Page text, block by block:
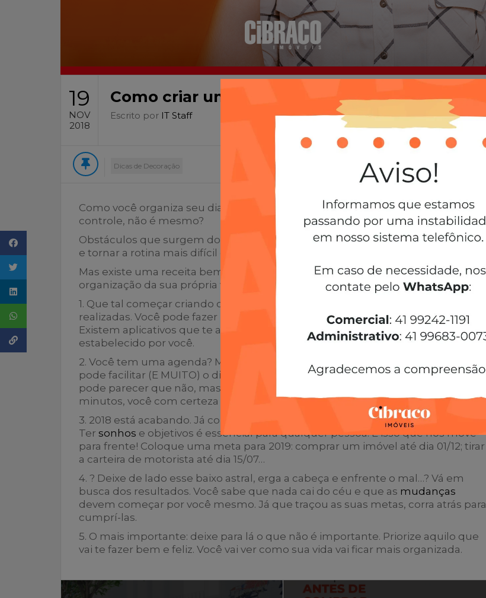
19
NOV
2018
Como criar um sistema de organização?
Escrito por IT Staff
Dicas de Decoração
Como você organiza seu dia a dia? Tem tarefas diárias que saem do nosso
controle, não é mesmo?
Obstáculos que surgem do nada podem quebrar nossaorganizaçãode tarefas
e tornar a rotina mais difícil do que imaginamos.
Mas existe uma receita bem interessante para que você crie um sistema de
organização da sua própria vida.
1. Que tal começar criando checklists? Isso mesmo: listas de tarefas a serem
realizadas. Você pode fazer isso uma vez na semana, pelo seu próprio celular.
Existem aplicativos que te ajudam envi ando lembretes diários, em um horário
estabelecido por você.
2. Você tem uma agenda? Muitas pessoas não sabem, mas ter uma agenda
pode facilitar (E MUITO) o dia a dia. Cria-se o hábito de consultar a agenda…
pode parecer que não, mas você consegue se acostumar com ela. Em 15
minutos, você com certeza organiza a semana toda.
3. 2018 está acabando. Já começou a escrever suas metas para o ano que vem?
Ter sonhos e objetivos é essencial para qualquer pessoa. É isso que nos move
para frente! Coloque uma meta para 2019: comprar um imóvel até dia 01/12; tirar
a carteira de motorista até dia 15/07…
4. ? Deixe de lado esse baixo astral, erga a cabeça e enfrente o mal…? Vá em
busca dos resultados. Você sabe que nada cai do céu e que as mudanças
devem começar por você mesmo. Já que traçou as suas metas, corra atrás para
cumprí-las.
5. O mais importante: deixe para lá o que não é importante. Priorize aquilo que
vai te fazer bem e feliz. Você vai ver como sua vida vai ficar mais organizada.